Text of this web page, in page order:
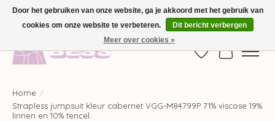
GRATIS VERZENDING VANAF €100,-
Verlanglijst
Home /
Strapless jumpsuit kleur cabernet VGG-M84799P 71% viscose 19%
linnen en 10% tencel.
Door het gebruiken van onze website, ga je akkoord met het gebruik van
cookies om onze website te verbeteren.
Dit bericht verbergen
Meer over cookies »